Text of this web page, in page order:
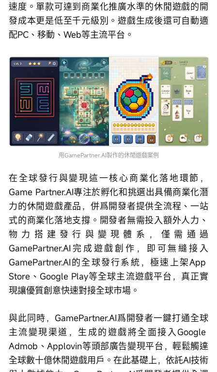
速度。單款可達到商業化推廣水準的休閒遊戲的開
發成本更是低至千元級別。遊戲生成後還可自動適
配PC、移動、Web等主流平台。
用GamePartner.AI製作的休閒遊戲案例
在全球發行與變現這一核心商業化落地環節，
Game Partner.AI專注於孵化和挑選出具備商業化潛
力的休閒遊戲產品，併爲開發者提供全流程、一站
式的商業化落地支撐。開發者無需投入額外人力、
物力搭建發行與變現體系，僅需通過
GamePartner.AI完成遊戲創作，即可無縫接入
GamePartner.AI的全球發行系統，極速上架App
Store、Google Play等全球主流遊戲平台，真正實
現讓優質創意快速對接全球市場。
與此同時，GamePartner.AI爲開發者一鍵打通全球
主流變現渠道，生成的遊戲將全面接入Google
Admob、Applovin等頭部廣告變現平台，輕鬆觸達
全球數十億休閒遊戲用戶。在此基礎上，依託AI技術